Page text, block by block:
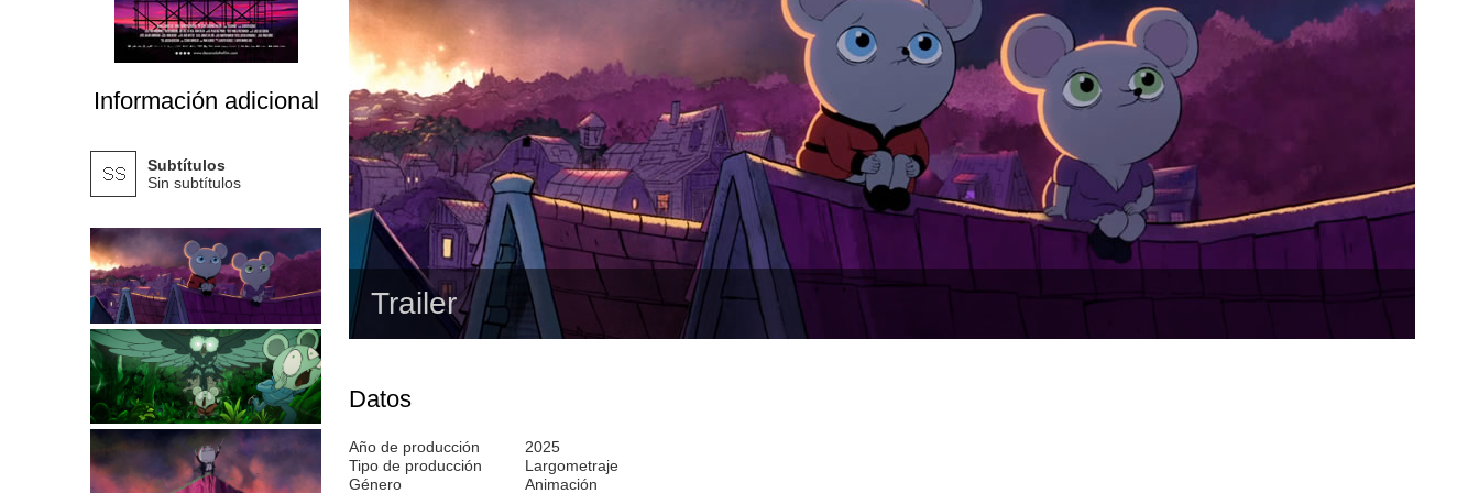
Información adicional
Subtítulos
Sin subtítulos
Trailer
Datos
Año de producción
2025
Tipo de producción
Largometraje
Género
Animación